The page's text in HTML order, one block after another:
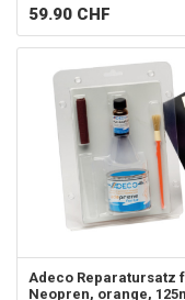
59.90 CHF
Adeco Reparatursatz
Neopren, orange,